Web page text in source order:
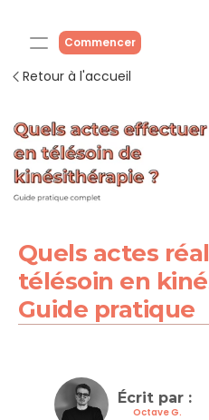
Commencer
Retour à l'accueil
Quels actes
télésoin en
Guide pratique
Écrit par :
Octave G.